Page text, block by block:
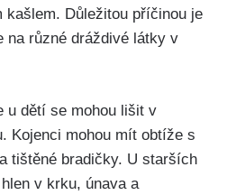
‌kašlem. Důležitou příčinou ​je
na⁣ různé dráždivé látky v
u dětí se⁢ mohou lišit v
Kojenci mohou mít obtíže‌ s
tištěné⁢ bradičky. U starších
v krku, únava a